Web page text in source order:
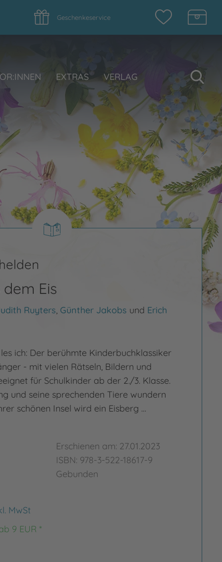
Geschenkeservice
EXTRAS VERLAG
Eis
Ruyters, Günther Jakobs und Erich
ich: Der berühmte Kinderbuchklassiker
- mit vielen Rätseln, Bildern und
für Schulkinder ab der 2./3. Klasse.
und seine sprechenden Tiere wundern
schönen Insel wird ein Eisberg …
Erschienen am: 27.01.2023
ISBN: 978-3-522-18617-9
Gebunden
MwSt
9 EUR *